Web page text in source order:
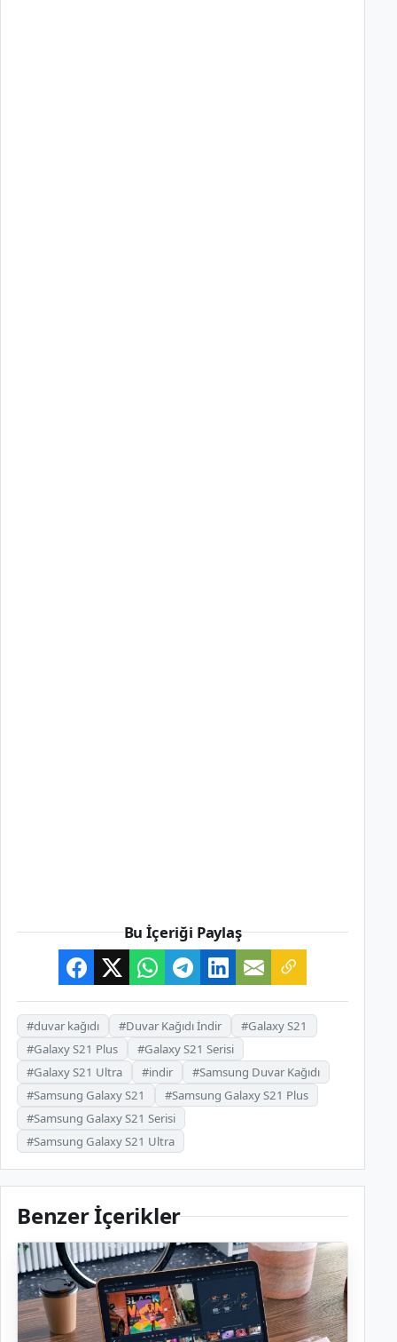
Bu İçeriği Paylaş
#duvar kağıdı #Duvar Kağıdı İndir
#Galaxy S21
#Galaxy S21 Plus
#Galaxy S21 Serisi
#Galaxy S21 Ultra
#indir
#Samsung Duvar Kağıdı
#Samsung Galaxy S21
#Samsung Galaxy S21 Plus
#Samsung Galaxy S21 Serisi
#Samsung Galaxy S21 Ultra
Benzer İçerikler